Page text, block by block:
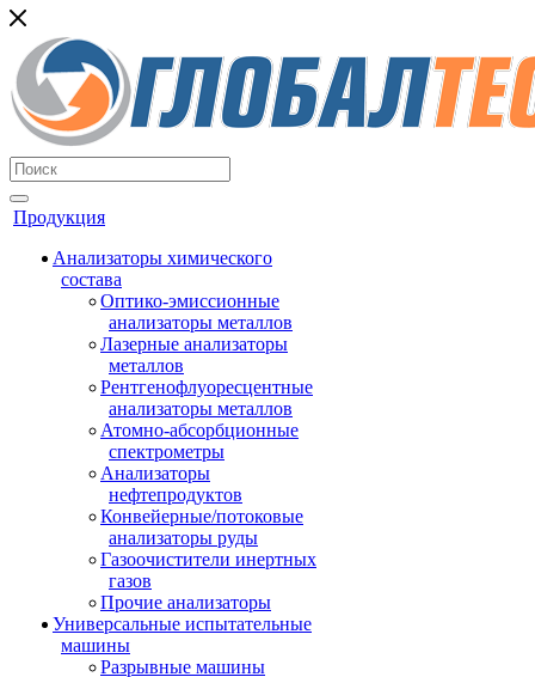
Продукция
Анализаторы химического
состава
Оптико-эмиссионные
анализаторы металлов
Лазерные анализаторы
металлов
Рентгенофлуоресцентные
анализаторы металлов
Атомно-абсорбционные
спектрометры
Анализаторы
нефтепродуктов
Конвейерные/потоковые
анализаторы руды
Газоочистители инертных
газов
Прочие анализаторы
Универсальные испытательные
машины
Разрывные машины